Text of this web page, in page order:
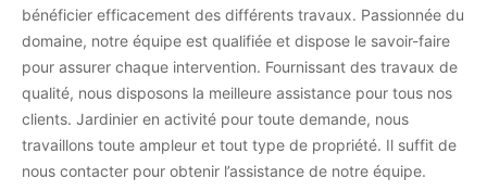
bénéficier efficacement des différents travaux. Passionnée du
domaine, notre équipe est qualifiée et dispose le savoir-faire
pour assurer chaque intervention. Fournissant des travaux de
qualité, nous disposons la meilleure assistance pour tous nos
clients. Jardinier en activité pour toute demande, nous
travaillons toute ampleur et tout type de propriété. Il suffit de
nous contacter pour obtenir l’assistance de notre équipe.